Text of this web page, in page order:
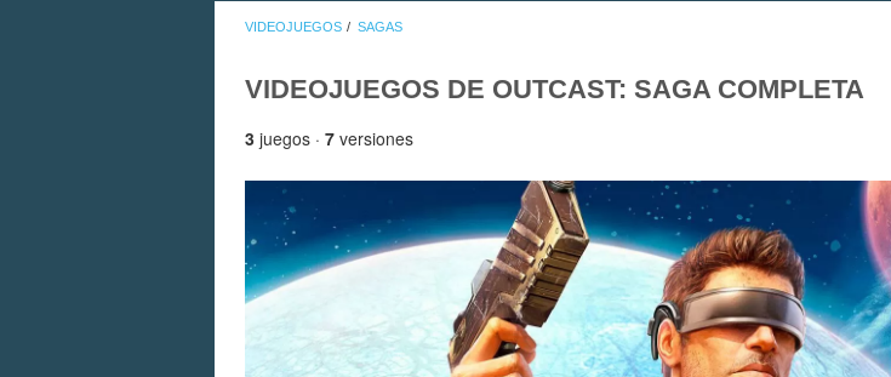
VIDEOJUEGOS SAGAS
VIDEOJUEGOS DE OUTCAST: SAGA COMPLETA
3 juegos · 7 versiones